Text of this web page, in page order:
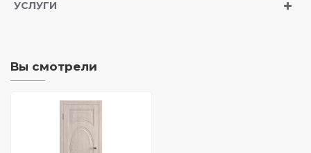
УСЛУГИ
Вы смотрели